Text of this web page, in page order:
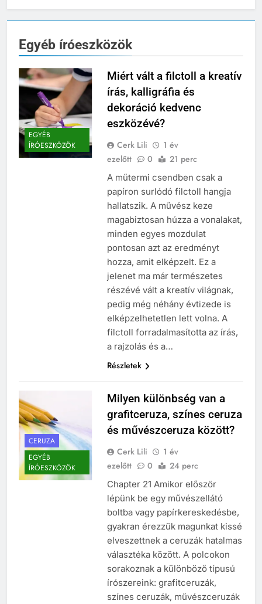
Egyéb íróeszközök
EGYÉB
ÍRÓESZKÖZÖK
Miért vált a filctoll a kreatív
írás, kalligráfia és
dekoráció kedvenc
eszközévé?
Cerk Lili
1 év
ezelőtt
0 21 perc
A műtermi csendben csak a
papíron surlódó filctoll hangja
hallatszik. A művész keze
magabiztosan húzza a vonalakat,
minden egyes mozdulat
pontosan azt az eredményt
hozza, amit elképzelt. Ez a
jelenet ma már természetes
részévé vált a kreatív világnak,
pedig még néhány évtizede is
elképzelhetetlen lett volna. A
filctoll forradalmasította az írás,
a rajzolás és a…
Részletek
CERUZA
EGYÉB
ÍRÓESZKÖZÖK
Milyen különbség van a
grafitceruza, színes ceruza
és művészceruza között?
Cerk Lili
1 év
ezelőtt
0 24 perc
Chapter 21 Amikor először
lépünk be egy művészellátó
boltba vagy papírkereskedésbe,
gyakran érezzük magunkat kissé
elveszettnek a ceruzák hatalmas
választéka között. A polcokon
sorakoznak a különböző típusú
írószereink: grafitceruzák,
színes ceruzák, művészceruzák